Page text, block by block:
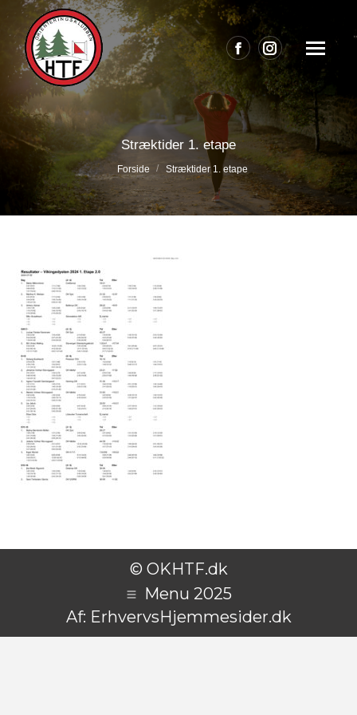
Facebook
page
opens
in
new
window
Instagram
page
opens
in
new
window
Stræktider 1. etape
Du er her:
Forside Stræktider 1. etape
© OKHTF.dk
Menu 2025
Af: ErhvervsHjemmesider.dk